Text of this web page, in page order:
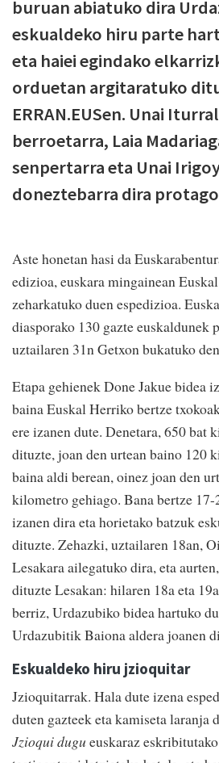
buruan abiatuko dira
eskualdeko hiru parte
eta haiei egindako
orduetan argitaratuko
ERRAN.EUSen. Unai
berroetarra, Laia
senpertarra eta Unai
doneztebarra dira
Aste honetan hasi da
edizioa, euskara mingainean
zeharkatuko duen espedizioa.
diasporako 130 gazte euskaldunek
uztailaren 31n Getxon bukatuko
Etapa gehienek Done Jakue bidea
baina Euskal Herriko bertze
ere izanen dute. Denetara, 650 bat
dituzte, joan den urtean baino 120
baina aldi berean, oinez joan den
kilometro gehiago. Bana bertze
izanen dira eta horietako batzuk
dituzte. Zehazki, uztailaren 18an,
Lesakara ailegatuko dira, eta
dituzte Lesakan: hilaren 18a eta
berriz, Urdazubiko bidea hartuko
Urdazubitik Baiona aldera joanen
Eskualdeko hiru jzioquitar
Jzioquitarrak. Hala dute izena
duten gazteek eta kamiseta laranja
Jzioqui dugu euskaraz